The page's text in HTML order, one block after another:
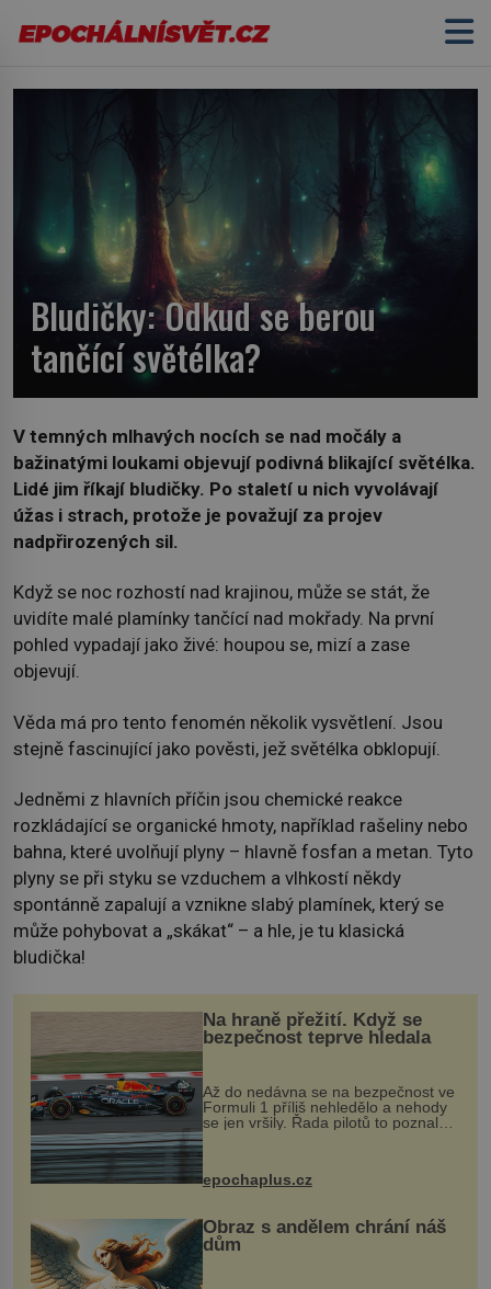
Bludičky: Odkud se berou
tančící světélka?
V temných mlhavých nocích se nad močály a
bažinatými loukami objevují podivná blikající světélka.
Lidé jim říkají bludičky. Po staletí u nich vyvolávají
úžas i strach, protože je považují za projev
nadpřirozených sil.
Když se noc rozhostí nad krajinou, může se stát, že
uvidíte malé plamínky tančící nad mokřady. Na první
pohled vypadají jako živé: houpou se, mizí a zase
objevují.
Věda má pro tento fenomén několik vysvětlení. Jsou
stejně fascinující jako pověsti, jež světélka obklopují.
Jedněmi z hlavních příčin jsou chemické reakce
rozkládající se organické hmoty, například rašeliny nebo
bahna, které uvolňují plyny – hlavně fosfan a metan. Tyto
plyny se při styku se vzduchem a vlhkostí někdy
spontánně zapalují a vznikne slabý plamínek, který se
může pohybovat a „skákat“ – a hle, je tu klasická
bludička!
Na hraně přežití. Když se
bezpečnost teprve hledala
Až do nedávna se na bezpečnost ve
Formuli 1 příliš nehledělo a nehody
se jen vršily. Řada pilotů to poznala
na vlastní kůži, často s trvalými
následky nebo bohužel i ztrátou
života. Dnes nepochopiteln...
epochaplus.cz
Obraz s andělem chrání náš
dům